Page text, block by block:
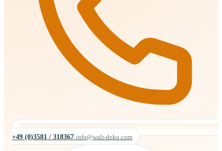
+49 (0)3581 / 318367 info@walt-deko.com